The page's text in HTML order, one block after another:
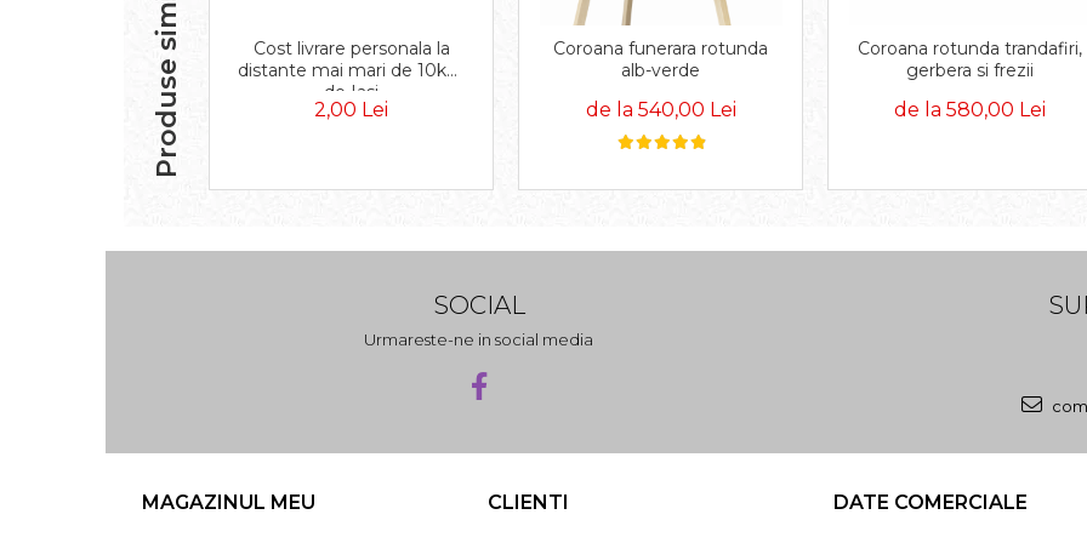
Produse similare
Cost livrare personala la
distante mai mari de 10km
de Iasi
2,00 Lei
Coroana funerara rotunda
alb-verde
de la 540,00 Lei
Coroana rotunda trandafiri,
gerbera si frezii
de la 580,00 Lei
SOCIAL
Urmareste-ne in social media
MAGAZINUL MEU CLIENTI DATE COMERCIALE